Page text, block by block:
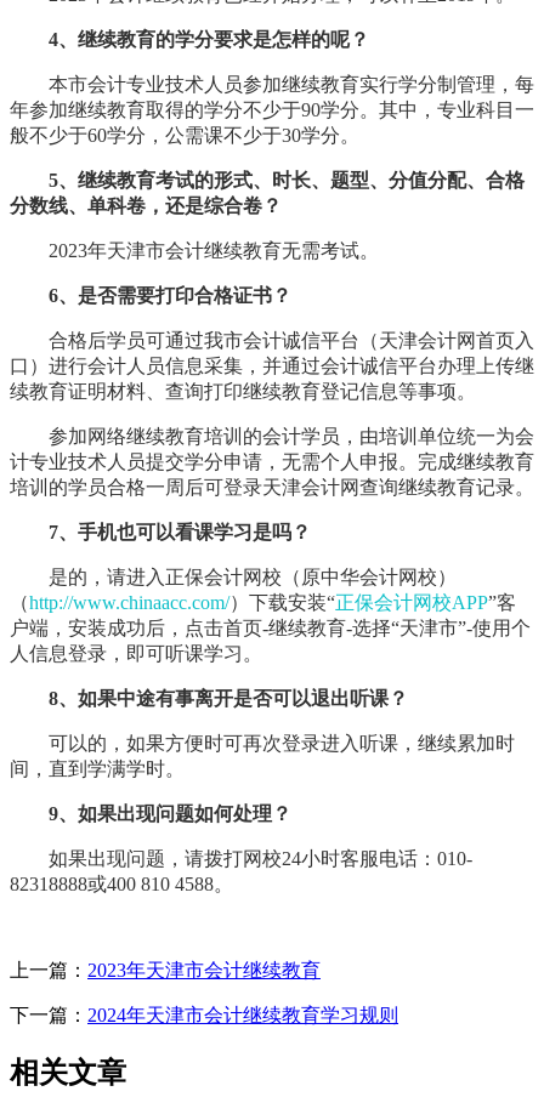
4、继续教育的学分要求是怎样的呢？
本市会计专业技术人员参加继续教育实行学分制管理，每
年参加继续教育取得的学分不少于90学分。其中，专业科目一
般不少于60学分，公需课不少于30学分。
5、继续教育考试的形式、时长、题型、分值分配、合格
分数线、单科卷，还是综合卷？
2023年天津市会计继续教育无需考试。
6、是否需要打印合格证书？
合格后学员可通过我市会计诚信平台（天津会计网首页入
口）进行会计人员信息采集，并通过会计诚信平台办理上传继
续教育证明材料、查询打印继续教育登记信息等事项。
参加网络继续教育培训的会计学员，由培训单位统一为会
计专业技术人员提交学分申请，无需个人申报。完成继续教育
培训的学员合格一周后可登录天津会计网查询继续教育记录。
7、 手机也可以看课学习是吗？
是的，请进入正保会计网校（原中华会计网校）
（http://www.chinaacc.com/）下载安装“正保会计网校APP”客
户端，安装成功后，点击首页-继续教育-选择“天津市”-使用个
人信息登录，即可听课学习。
8、如果中途有事离开是否可以退出听课？
可以的，如果方便时可再次登录进入听课，继续累加时
间，直到学满学时。
9、如果出现问题如何处理？
如果出现问题，请拨打网校24小时客服电话：010-
82318888或400 810 4588。
上一篇： 2023年天津市会计继续教育
下一篇： 2024年天津市会计继续教育学习规则
相关文章